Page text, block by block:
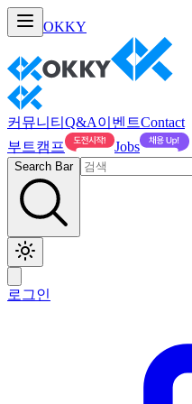
OKKY
커뮤니티 Q&A이벤트Contact
부트캠프
Jobs
Search Bar
로그인